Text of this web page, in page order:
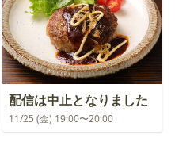
配信は中止となりました
11/25 (金) 19:00〜20:00